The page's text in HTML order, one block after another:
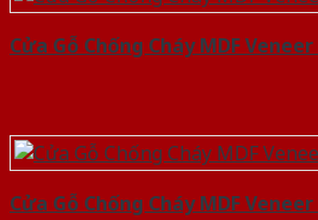
Cửa Gỗ Chống Cháy MDF Veneer
Cửa Gỗ Chống Cháy MDF Veneer